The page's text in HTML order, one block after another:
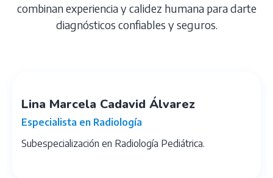
combinan experiencia y calidez humana para darte
diagnósticos confiables y seguros.
Lina Marcela Cadavid Álvarez
Especialista en Radiología
Subespecialización en Radiología Pediátrica.